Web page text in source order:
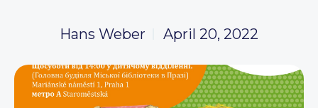
Hans Weber April 20, 2022